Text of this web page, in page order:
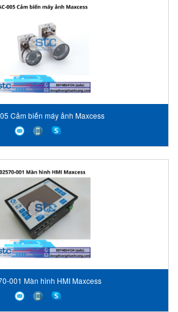
Cảm biến máy ảnh Maxcess
001 Màn hình HMI Maxcess